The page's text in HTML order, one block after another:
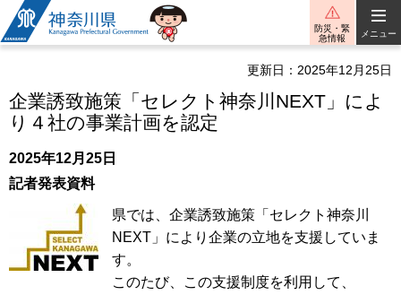
神奈川県
防災・緊
急情報
メニュー
更新日：2025年12月25日
企業誘致施策「セレクト神奈川NEXT」によ
り４社の事業計画を認定
2025年12月25日
記者発表資料
県では、企業誘致施策「セレクト神奈川
NEXT」により企業の立地を支援していま
す。
このたび、この支援制度を利用して、